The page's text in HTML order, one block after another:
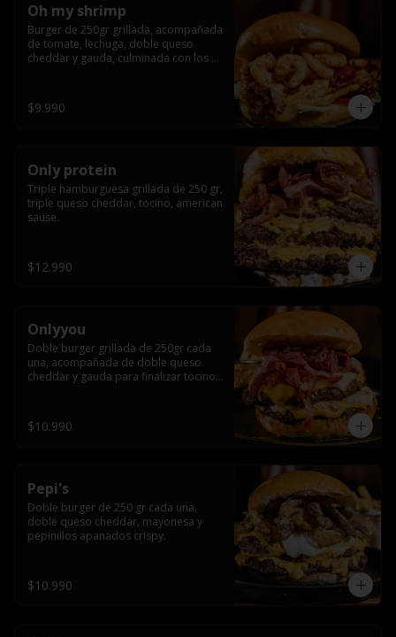
Oh my shrimp
Burger de 250gr grillada, acompañada
de tomate, lechuga, doble queso
cheddar y gauda, culminada con los
$9.990
Only protein
Triple hamburguesa grillada de 250 gr,
triple queso cheddar, tocino, american
sause.
$12.990
Onlyyou
Doble burger grillada de 250gr cada
una, acompañada de doble queso
cheddar y gauda para finalizar tocino
$10.990
Pepi's
Doble burger de 250 gr cada una,
doble queso cheddar, mayonesa y
pepinillos apanados crispy.
$10.990